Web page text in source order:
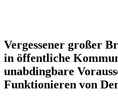
Vergessener großer
in öffentliche
unabdingbare
Funktionieren von